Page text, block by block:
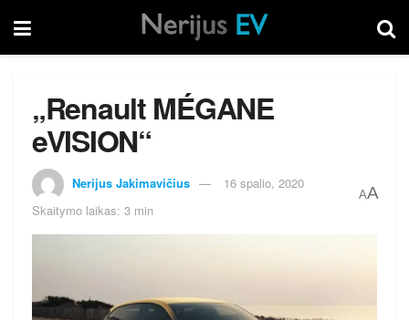
„Renault MÉGANE
eVISION“
Nerijus Jakimavičius
16 spalio, 2020
Skaitymo laikas: 3 min
AA